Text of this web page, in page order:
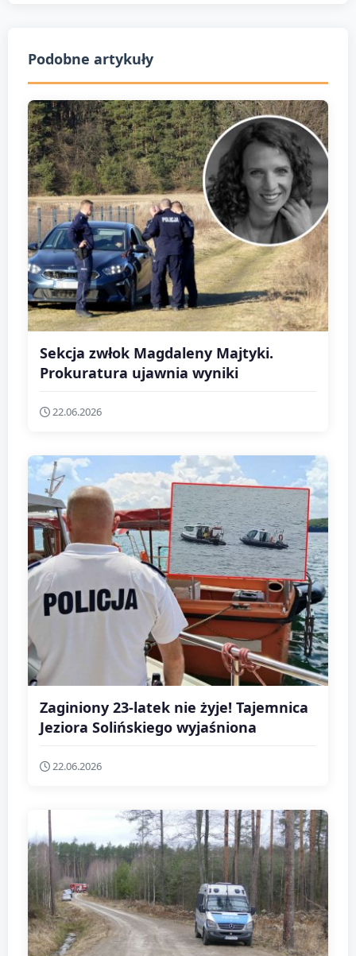
Podobne artykuły
Sekcja zwłok Magdaleny Majtyki.
Prokuratura ujawnia wyniki
22.06.2026
Zaginiony 23-latek nie żyje! Tajemnica
Jeziora Solińskiego wyjaśniona
22.06.2026